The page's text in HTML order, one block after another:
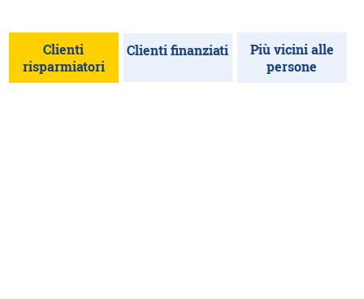
Clienti
risparmiatori
Clienti finanziati
Più vicini alle
persone